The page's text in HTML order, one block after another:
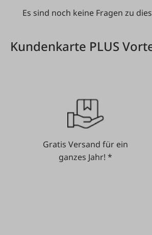
Es sind noch keine Fragen zu
Kundenkarte PLUS
Gratis Versand für ein
ganzes Jahr! *